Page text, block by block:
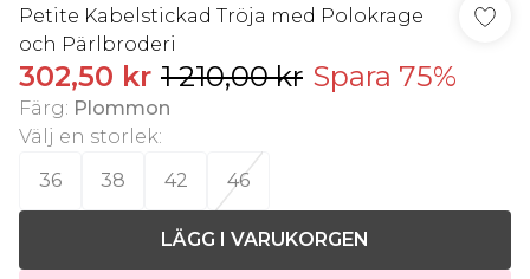
Petite Kabelstickad Tröja med Polokrage
och Pärlbroderi
302,50 kr 1 210,00 kr Spara 75%
Färg: Plommon
Välj en storlek:
36
38 42 46
LÄGG I VARUKORGEN